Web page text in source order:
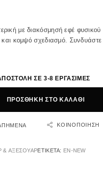
με διακόσμησή εφέ φυσικού
κομψό σχεδιασμό. Συνδυάστε
ΣΕ 3-8 ΕΡΓΑΣΙΜΕΣ
ΠΡΟΣΘΉΚΗ ΣΤΟ ΚΑΛΆΘΙ
ΚΟΙΝΟΠΟΊΗΣΗ
& ΑΞΕΣΟΥΑΡΕΤΙΚΈΤΑ: EN-NEW